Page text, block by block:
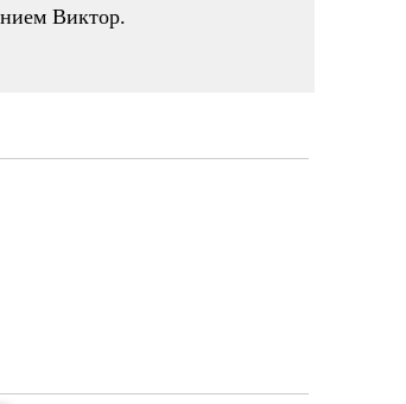
Виктор.